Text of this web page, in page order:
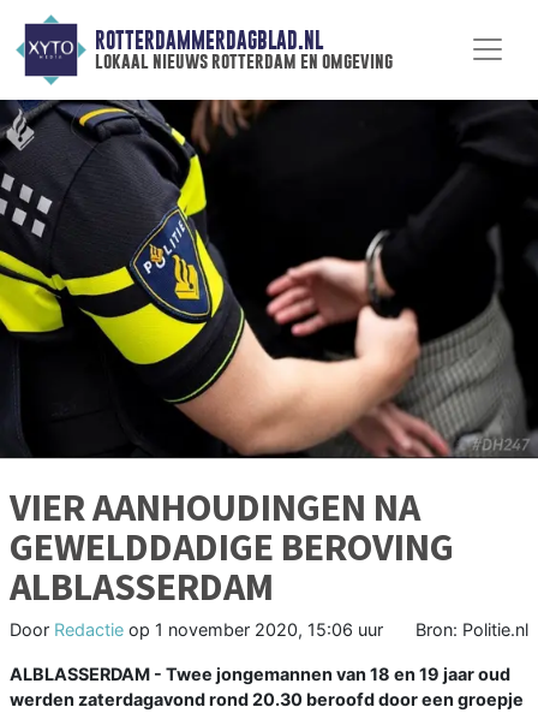
ROTTERDAMMERDAGBLAD.NL
lokaal nieuws rotterdam en omgeving
VIER AANHOUDINGEN NA
GEWELDDADIGE BEROVING
ALBLASSERDAM
Door Redactie op 1 november 2020, 15:06 uur Bron: Politie.nl
ALBLASSERDAM - Twee jongemannen van 18 en 19 jaar oud
werden zaterdagavond rond 20.30 beroofd door een groepje